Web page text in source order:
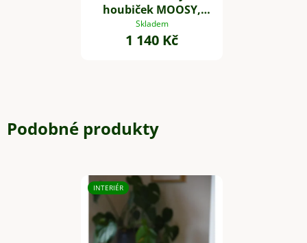
houbiček MOOSY,
plast, zelená
Skladem
1 140 Kč
Podobné produkty
INTERIÉR